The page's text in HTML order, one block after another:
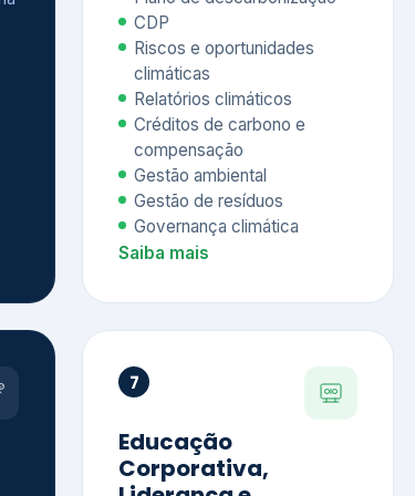
Relatórios climáticos
Créditos de carbono e
compensação
Gestão ambiental
Gestão de resíduos
Governança climática
Saiba mais
7
Corporativa,
Soluções Digitais
Governança ESG
Palestras executivas